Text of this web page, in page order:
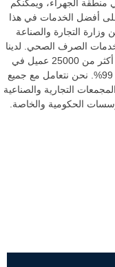
منطقة الجهراء، ويمكنكم
60439942 للحصول على أفضل الخدمات في هذا
التجارة والصناعة
خدمات الصرف الصحي. لدينا
سجل حافل بالإنجازات والنجاحات، حيث خدمنا أكثر من 25000 عميل في
منطقة الجهراء وحققنا نسبة رضا عملاء تزيد عن 99%. نحن نتعامل مع جميع
التجارية والصناعية
الحكومية والخاصة.